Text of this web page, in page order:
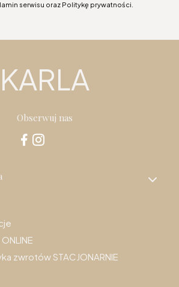
serwisu oraz Politykę prywatności.
KARLA
Obserwuj nas
zwrotów STACJONARNIE